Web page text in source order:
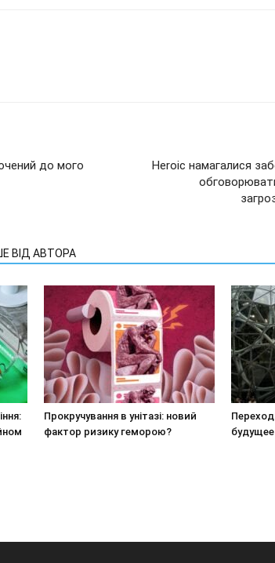
до мого
Heroic намагалися
ВІД АВТОРА
Прокручування в унітазі: новий
фактор ризику геморою?